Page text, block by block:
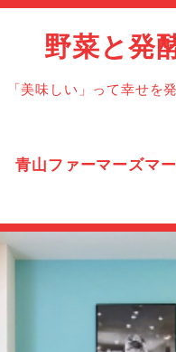
野菜と発
「美味しい」って幸せを
青山ファーマーズマ